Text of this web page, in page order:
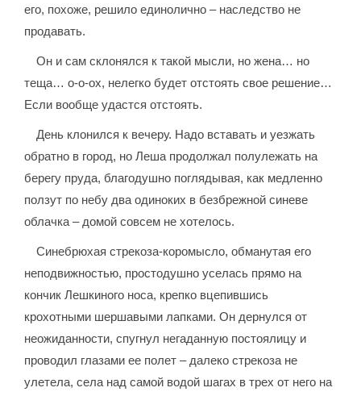
его, похоже, решило единолично – наследство не
продавать.
Он и сам склонялся к такой мысли, но жена… но
теща… о-о-ох, нелегко будет отстоять свое решение…
Если вообще удастся отстоять.
День клонился к вечеру. Надо вставать и уезжать
обратно в город, но Леша продолжал полулежать на
берегу пруда, благодушно поглядывая, как медленно
ползут по небу два одиноких в безбрежной синеве
облачка – домой совсем не хотелось.
Синебрюхая стрекоза-коромысло, обманутая его
неподвижностью, простодушно уселась прямо на
кончик Лешкиного носа, крепко вцепившись
крохотными шершавыми лапками. Он дернулся от
неожиданности, спугнул негаданную постоялицу и
проводил глазами ее полет – далеко стрекоза не
улетела, села над самой водой шагах в трех от него на